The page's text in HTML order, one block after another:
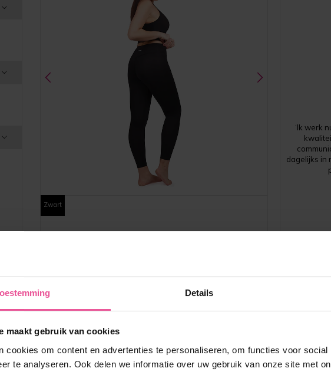
Details
maakt gebruik van cookies
cookies om content en advertenties te personaliseren, om functies voor social
te analyseren. Ook delen we informatie over uw gebruik van onze site met
Zwart
MOTION leggings
Leggings met bioactieve mineralen die samenwerken met
huid, betere microcirculatie en spierontspanning.
79,90 €
‘Ik werk
dagelijks in